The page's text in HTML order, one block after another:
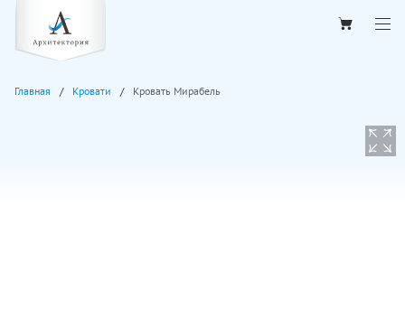
Главная Кровати Кровать Мирабель